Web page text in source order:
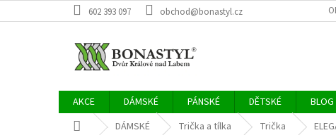
na
602 393 097 obchod@bonastyl.cz
AKCE DÁMSKÉ PÁNSKÉ DĚTSKÉ BLOG
Domů DÁMSKÉ Trička a tílka Trička